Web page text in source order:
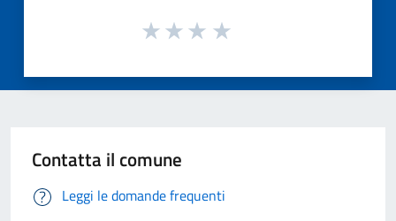
Contatta il comune
Leggi le domande frequenti